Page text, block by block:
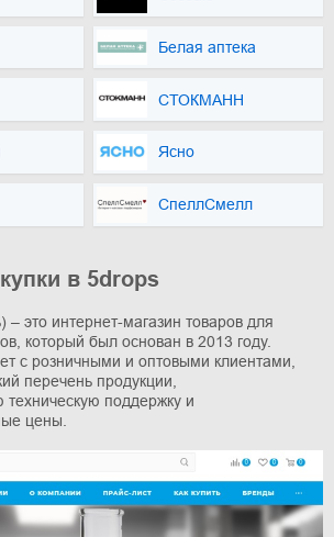
Белая аптека
СТОКМАНН
Ясно
СпеллСмелл
в 5drops
это интернет-магазин товаров для
который был основан в 2013 году.
с розничными и оптовыми клиентами,
перечень продукции,
поддержку и
цены.